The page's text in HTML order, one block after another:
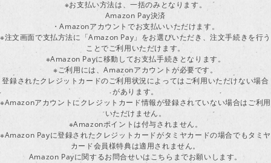
※お支払い方法は、一括のみとなります。
Amazon Pay決済
・Amazonアカウントでお支払いいただけます。
※注文画面で支払方法に「Amazon Pay」をお選びいただき、注文手続きを行う
ことでご利用いただけます。
※Amazon Payに移動してお支払手続きとなります。
※ご利用には、Amazonアカウントが必要です。
登録されたクレジットカードのご利用状況によってはご利用いただけない場合
があります。
※Amazonアカウントにクレジットカード情報が登録されていない場合はご利用
いただけません。
※Amazonポイントは付与されません。
※Amazon Payに登録されたクレジットカードがタミヤカードの場合でもタミヤ
カード会員様特典は適用されません。
Amazon Payに関するお問合せいはこちらまでお願いします。